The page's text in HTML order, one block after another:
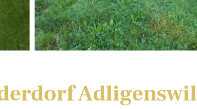
Adligenswil